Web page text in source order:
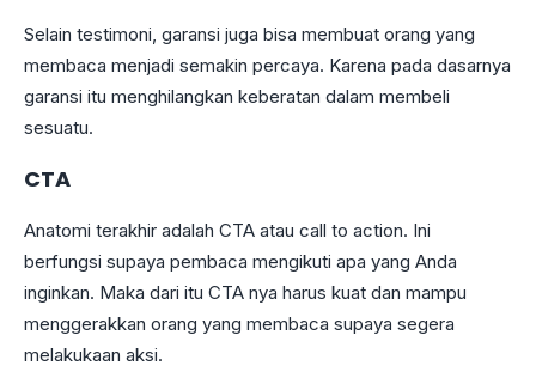
Selain testimoni, garansi juga bisa membuat orang yang
membaca menjadi semakin percaya. Karena pada dasarnya
garansi itu menghilangkan keberatan dalam membeli
sesuatu.
CTA
Anatomi terakhir adalah CTA atau call to action. Ini
berfungsi supaya pembaca mengikuti apa yang Anda
inginkan. Maka dari itu CTA nya harus kuat dan mampu
menggerakkan orang yang membaca supaya segera
melakukaan aksi.